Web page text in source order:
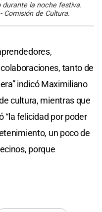
la noche festiva.
Comisión de Cultura.
tanto de
indicó Maximiliano
cultura, mientras que
“la felicidad por poder
un poco de
porque